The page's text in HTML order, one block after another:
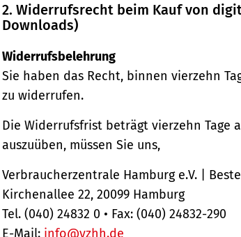
2. Widerrufsrecht beim Kauf von
Downloads)
Widerrufsbelehrung
Sie haben das Recht, binnen vierzehn
zu widerrufen.
Die Widerrufsfrist beträgt vierzehn Tage
auszuüben, müssen Sie uns,
Verbraucherzentrale Hamburg e.V. |
Kirchenallee 22, 20099 Hamburg
Tel. (040) 24832 0 • Fax: (040) 24832-290
E-Mail: info@vzhh.de